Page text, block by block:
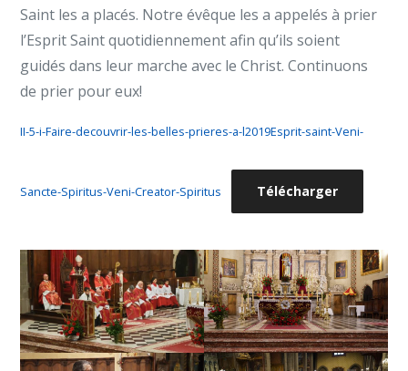
Saint les a placés. Notre évêque les a appelés à prier
l’Esprit Saint quotidiennement afin qu’ils soient
guidés dans leur marche avec le Christ. Continuons
de prier pour eux!
II-5-i-Faire-decouvrir-les-belles-prieres-a-l2019Esprit-saint-Veni-
Sancte-Spiritus-Veni-Creator-Spiritus Télécharger